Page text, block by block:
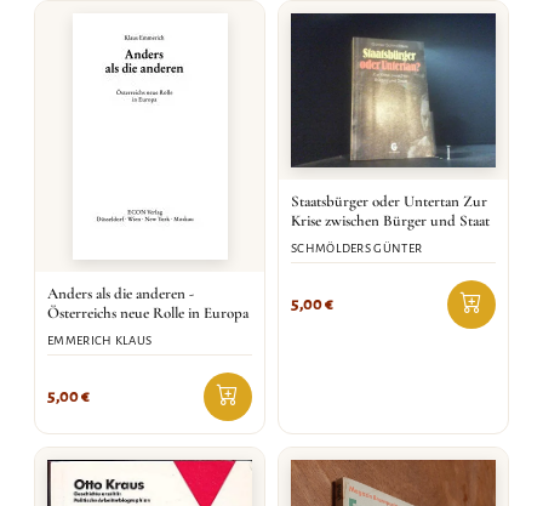
Anders als die anderen -
Österreichs neue Rolle in Europa
EMMERICH KLAUS
5,00€
Staatsbürger oder Untertan Zur
Krise zwischen Bürger und Staat
SCHMÖLDERS GÜNTER
5,00€